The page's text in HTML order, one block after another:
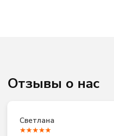
Отзывы о нас
Светлана
★★★★★